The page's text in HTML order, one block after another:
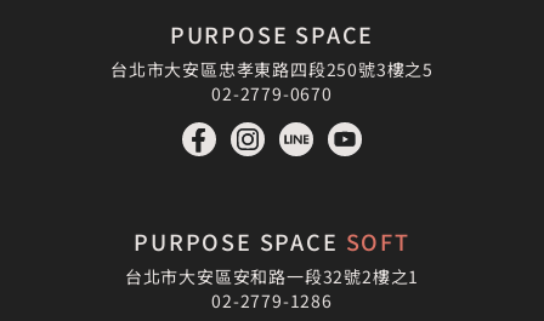
預約體驗
PURPOSE SPACE
台北市大安區忠孝東路四段250號3樓之5
02-2779-0670
PURPOSE SPACE SOFT
台北市大安區安和路一段32號2樓之1
02-2779-1286